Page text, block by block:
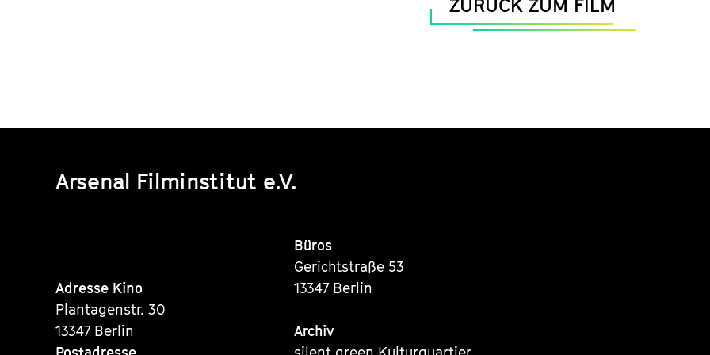
ZURÜCK ZUM FILM
Arsenal Filminstitut e.V.
Adresse Kino
Plantagenstr. 30
13347 Berlin
Büros
Gerichtstraße 53
13347 Berlin
Archiv